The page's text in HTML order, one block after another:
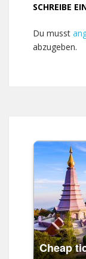
SCHREIBE
Du musst
abzugeben.